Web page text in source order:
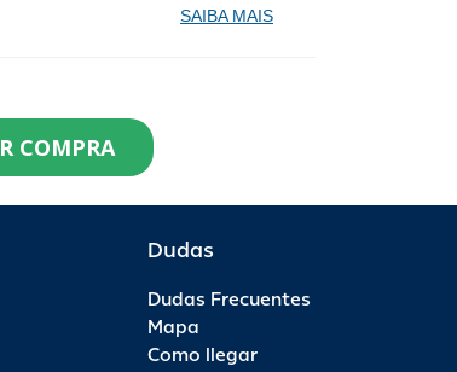
SAIBA MAIS
Santa Catarina Agosto - 1
- 1 Ano - Anual Ouro
COMPRA
Dudas
Dudas Frecuentes
Mapa
Como llegar